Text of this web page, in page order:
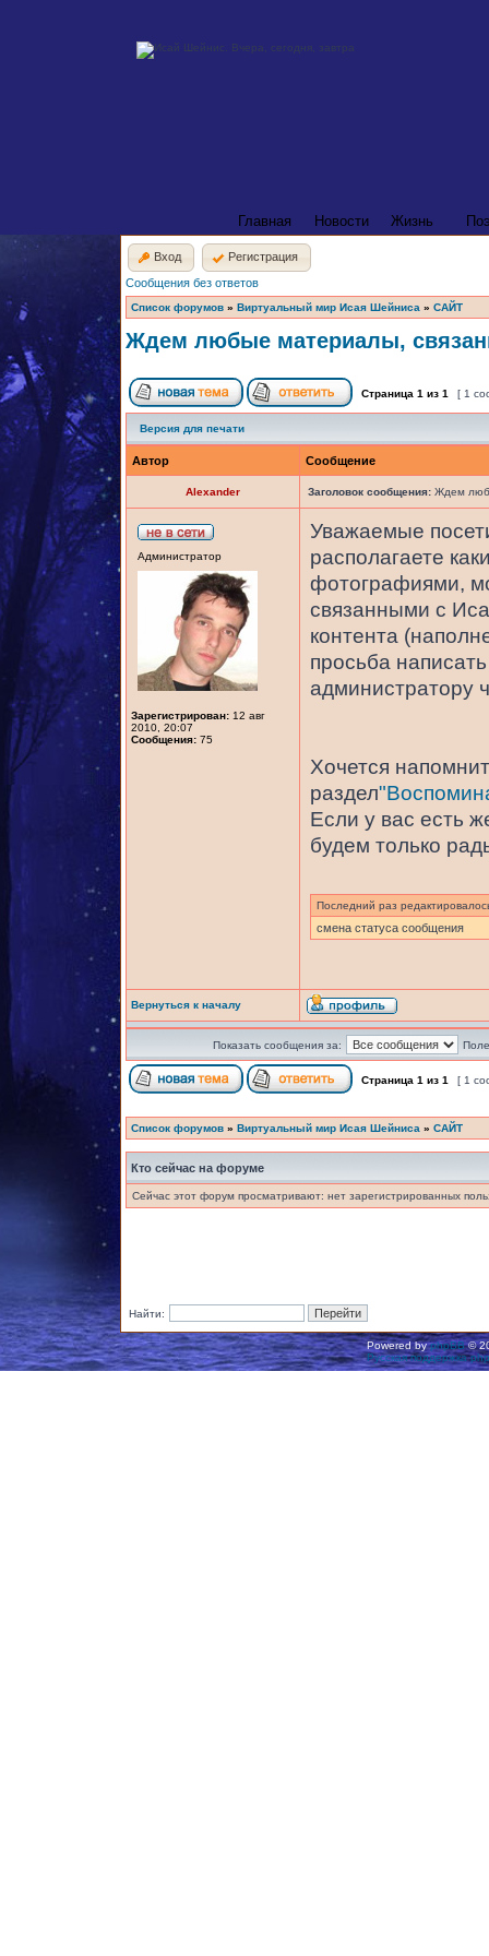
Главная Новости Жизнь
Вход
Регистрация
Сообщения без ответов
Список форумов » Виртуальный мир Исая Шейниса » САЙТ
Ждем любые материалы,
Страница 1 из 1 [ 1
Версия для печати
Автор Сообщение
Alexander Заголовок сообщения: Ждем
Администратор
Зарегистрирован: 12 авг
2010, 20:07
Сообщения: 75
Уважаемые
располагаете
фотографиями,
связанными с
контента
просьба
администратору
Хочется
раздел
Если у вас есть
будем только
Последний раз
смена статуса сообщения
Вернуться к началу
Показать сообщения за:
Страница 1 из 1 [ 1
Список форумов » Виртуальный мир Исая Шейниса » САЙТ
Кто сейчас на форуме
Сейчас этот форум просматривают: нет зарегистрированных
Найти:
Powered byphpBB©
Русская поддержка